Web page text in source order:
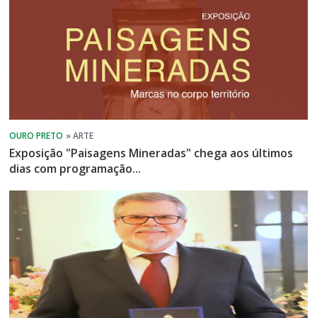
Exposição "Paisagens Mineradas" chega aos últimos
dias com programação...